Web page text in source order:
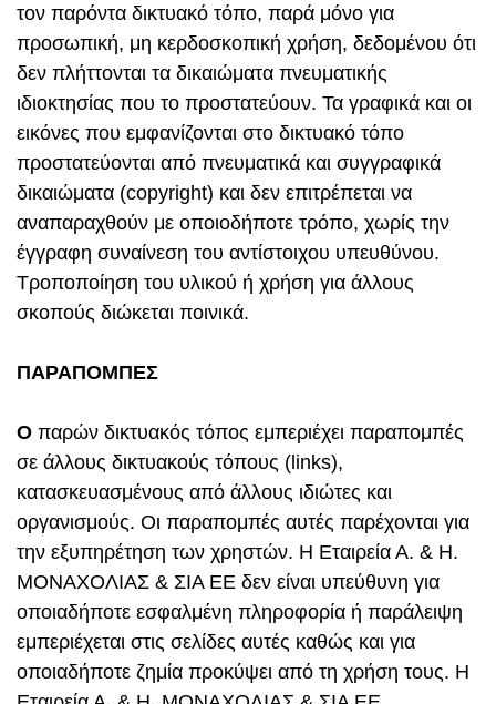
τον παρόντα δικτυακό τόπο, παρά μόνο για
προσωπική, μη κερδοσκοπική χρήση, δεδομένου ότι
δεν πλήττονται τα δικαιώματα πνευματικής
ιδιοκτησίας που το προστατεύουν. Τα γραφικά και οι
εικόνες που εμφανίζονται στο δικτυακό τόπο
προστατεύονται από πνευματικά και συγγραφικά
δικαιώματα (copyright) και δεν επιτρέπεται να
αναπαραχθούν με οποιοδήποτε τρόπο, χωρίς την
έγγραφη συναίνεση του αντίστοιχου υπευθύνου.
Τροποποίηση του υλικού ή χρήση για άλλους
σκοπούς διώκεται ποινικά.
ΠΑΡΑΠΟΜΠΕΣ
Ο παρών δικτυακός τόπος εμπεριέχει παραπομπές
σε άλλους δικτυακούς τόπους (links),
κατασκευασμένους από άλλους ιδιώτες και
οργανισμούς. Οι παραπομπές αυτές παρέχονται για
την εξυπηρέτηση των χρηστών. Η Εταιρεία Α. & Η.
ΜΟΝΑΧΟΛΙΑΣ & ΣΙΑ ΕΕ δεν είναι υπεύθυνη για
οποιαδήποτε εσφαλμένη πληροφορία ή παράλειψη
εμπεριέχεται στις σελίδες αυτές καθώς και για
οποιαδήποτε ζημία προκύψει από τη χρήση τους. Η